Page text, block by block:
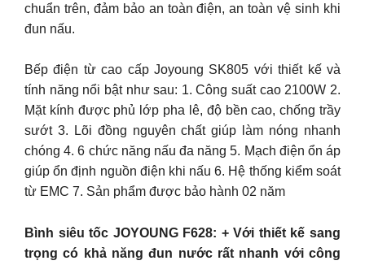
chuẩn trên, đảm bảo an toàn điện, an toàn vệ sinh khi
đun nấu.
Bếp điện từ cao cấp Joyoung SK805 với thiết kế và
tính năng nổi bật như sau: 1. Công suất cao 2100W 2.
Mặt kính được phủ lớp pha lê, độ bền cao, chống trầy
sướt 3. Lõi đồng nguyên chất giúp làm nóng nhanh
chóng 4. 6 chức năng nấu đa năng 5. Mạch điện ổn áp
giúp ổn định nguồn điện khi nấu 6. Hệ thống kiểm soát
từ EMC 7. Sản phẩm được bảo hành 02 năm
Bình siêu tốc JOYOUNG F628: + Với thiết kế sang
trọng có khả năng đun nước rất nhanh với công